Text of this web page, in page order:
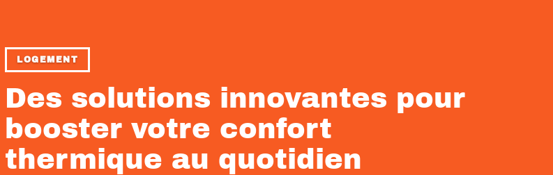
LOGEMENT
Des solutions innovantes pour
booster votre confort
thermique au quotidien